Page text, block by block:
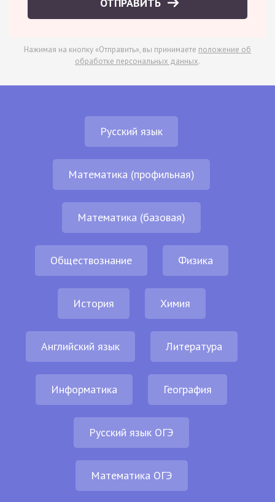
Нажимая на кнопку «Отправить», вы принимаете положение об
обработке персональных данных.
Русский язык
Математика (профильная)
Математика (базовая)
Обществознание Физика
История Химия
Английский язык Литература
Информатика География
Русский язык ОГЭ
Математика ОГЭ